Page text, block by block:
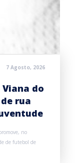
7 Agosto, 2026
do
rua
no
de futebol de